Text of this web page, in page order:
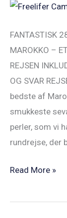
FANTASTISK
MAROKKO –
REJSEN
OG SVAR
bedste af
smukkeste
perler, som vi
rundrejse, der
Freelifer
Autocamper
Rundrejse
11OKT23
Read More »